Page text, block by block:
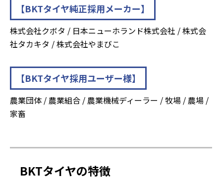
【BKTタイヤ純正採用メーカー】
株式会社クボタ / 日本ニューホランド株式会社 / 株式会
社タカキタ / 株式会社やまびこ
【BKTタイヤ採用ユーザー様】
農業団体 / 農業組合 / 農業機械ディーラー / 牧場 / 農場 /
家畜
BKTタイヤの特徴